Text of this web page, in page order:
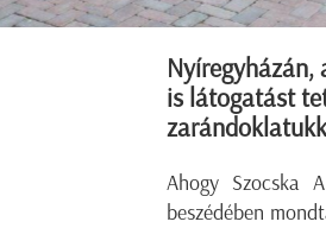
Nyíregyházán,
is látogatást
Ahogy Szocska
beszédében